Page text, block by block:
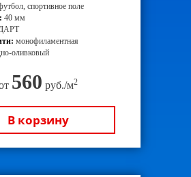
спортивное поле
40 мм
монофиламентная
оливковый
560 руб./м2
В корзину